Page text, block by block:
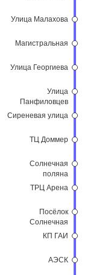
Улица Малахова
Магистральная
Улица Георгиева
Улица
Панфиловцев
Сиреневая улица
ТЦ Доммер
Солнечная
поляна
ТРЦ Арена
Посёлок
Солнечная
поляна
КП ГАИ
АЭСК